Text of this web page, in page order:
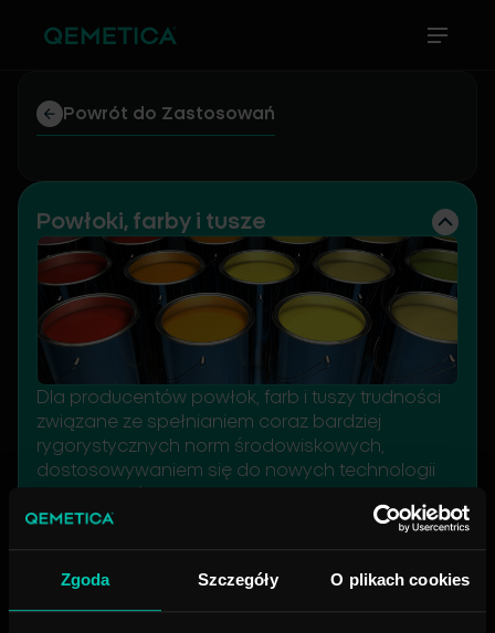
Zgoda Szczegóły O plikach cookies
Powrót do Zastosowań
Powłoki, farby i tusze
Dla producentów powłok, farb i tuszy trudności
związane ze spełnianiem coraz bardziej
rygorystycznych norm środowiskowych,
dostosowywaniem się do nowych technologii
rygorystycznych wymagań dotyczących
Dowiedz się więcej